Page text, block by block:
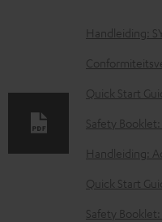
D
o
l
o
a
d
Handleiding:
Quick Start
Safety
Handleiding:
Quick Start
Safety